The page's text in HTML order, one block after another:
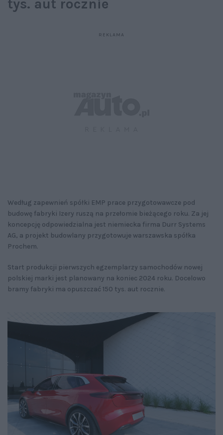
tys. aut rocznie
Według zapewnień spółki EMP prace przygotowawcze pod
budowę fabryki Izery ruszą na przełomie bieżącego roku. Za jej
koncepcję odpowiedzialna jest niemiecka firma Durr Systems
AG, a projekt budowlany przygotowuje warszawska spółka
Prochem.
Start produkcji pierwszych egzemplarzy samochodów nowej
polskiej marki jest planowany na koniec 2024 roku. Docelowo
bramy fabryki ma opuszczać 150 tys. aut rocznie.